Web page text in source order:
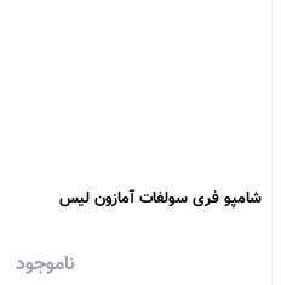
شامپو فری سولفات آمازون لیس
ناموجود